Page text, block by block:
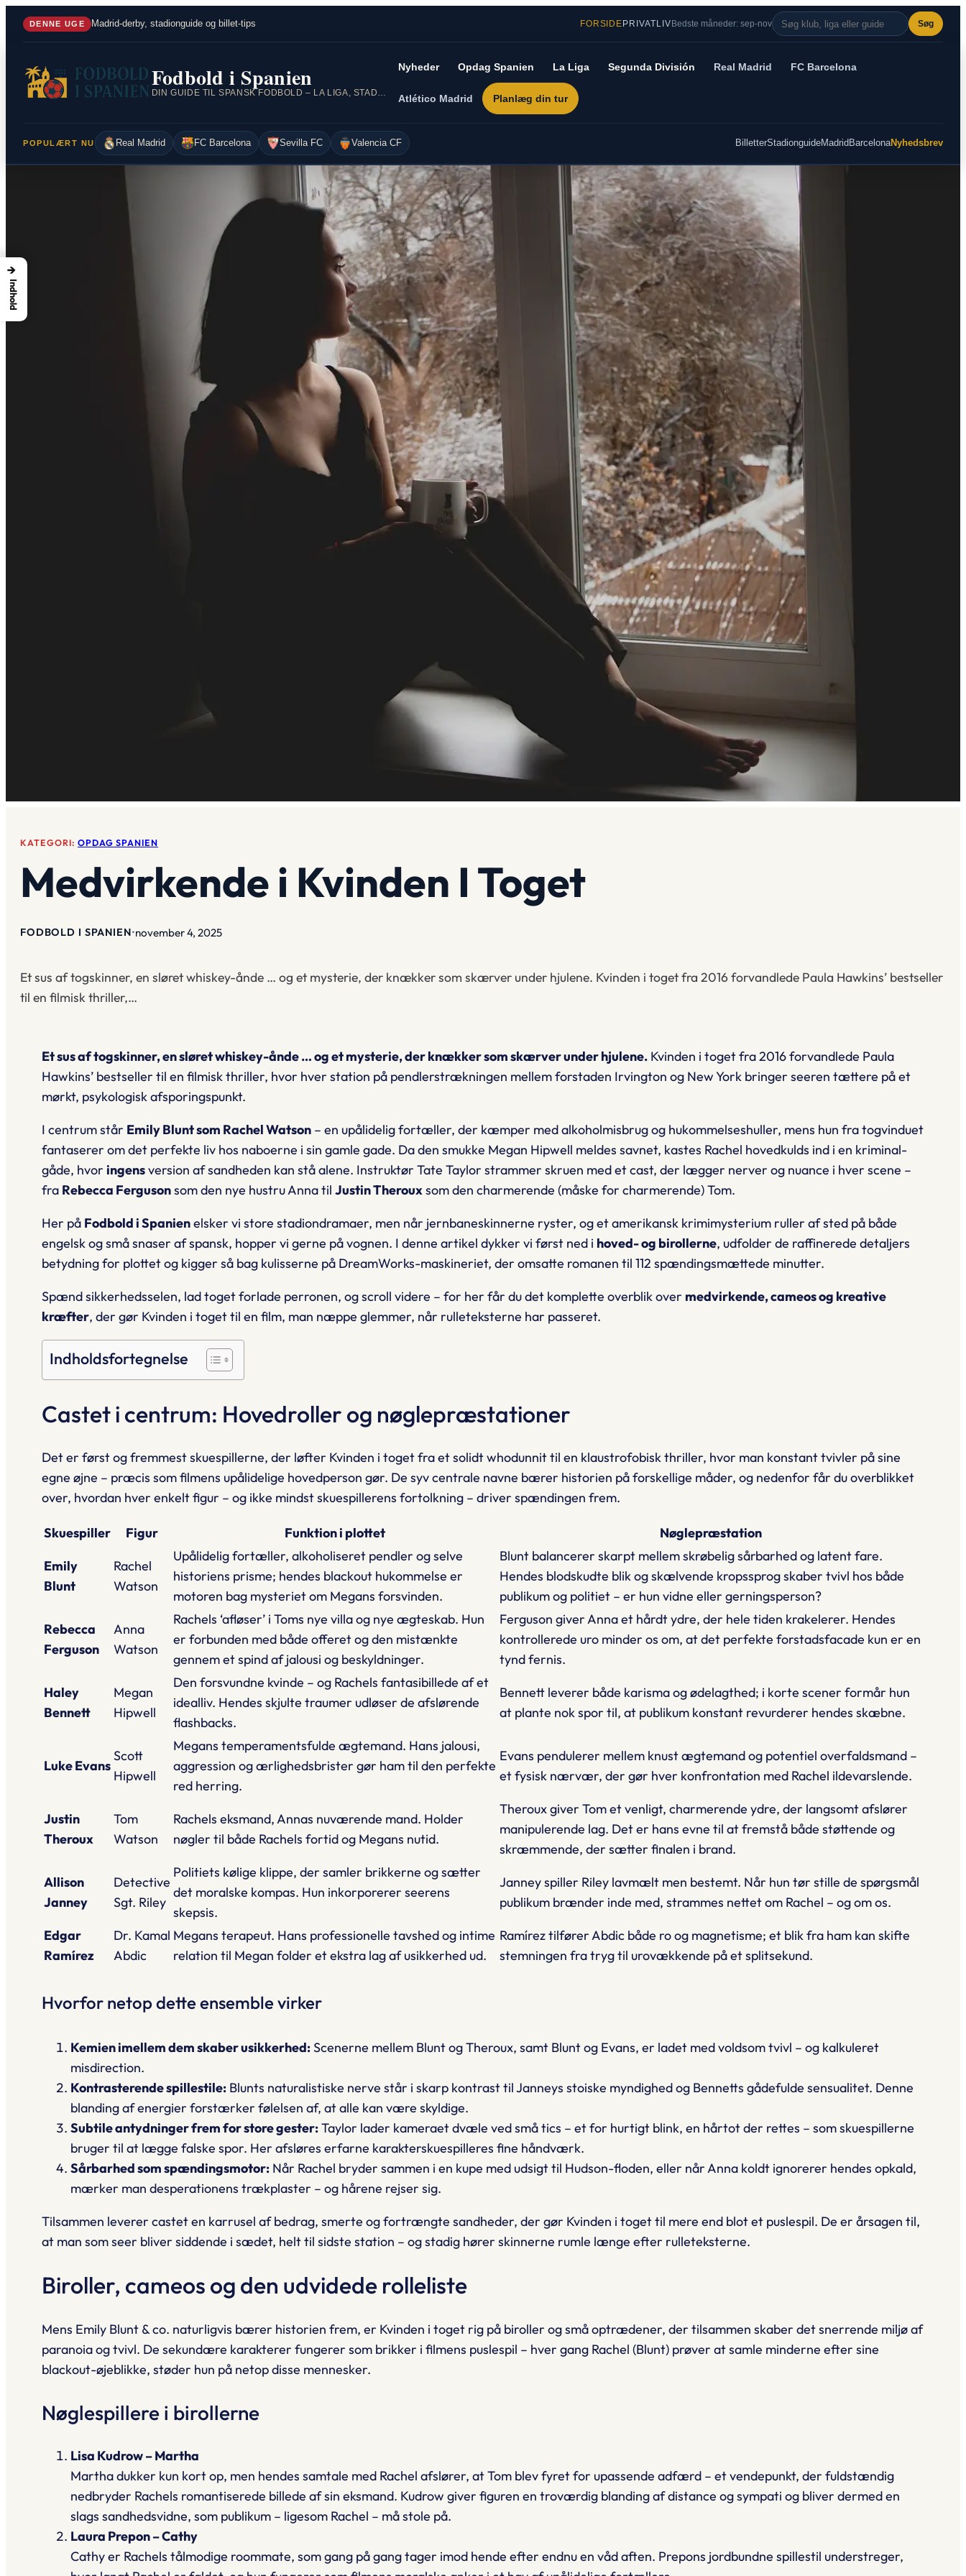
Spring
DENNE UGE Madrid-derby, stadionguide og billet-tips FORSIDEPRIVATLIVBedste måneder: sep-nov Søg
Fodbold i Spanien Nyheder Opdag Spanien La Liga Segunda División Real Madrid FC Barcelona
Atlético Madrid Planlæg din tur
POPULÆRT NU Real Madrid FC Barcelona Sevilla FC Valencia CF BilletterStadionguideMadrid BarcelonaNyhedsbrev
KATEGORI: OPDAG SPANIEN
Medvirkende i Kvinden I Toget
FODBOLD I SPANIEN•november 4, 2025
Et sus af togskinner, en sløret whiskey-ånde … og et mysterie, der knækker som skærver under hjulene. Kvinden i toget fra 2016 forvandlede Paula Hawkins’ bestseller
til en filmisk thriller,…
Et sus af togskinner, en sløret whiskey-ånde … og et mysterie, der knækker som skærver under hjulene. Kvinden i togetfra 2016 forvandlede Paula
Hawkins’ bestseller til en filmisk thriller, hvor hver station på pendlerstrækningen mellem forstaden Irvington og New York bringer seeren tættere på et
mørkt, psykologisk afsporingspunkt.
I centrum står Emily Blunt som Rachel Watson– en upålidelig fortæller, der kæmper med alkohol­misbrug og hukommelses­huller, mens hun fra togvinduet
fantaserer om det perfekte liv hos naboerne i sin gamle gade. Da den smukke Megan Hipwell meldes savnet, kastes Rachel hovedkulds ind i en kriminal­
gåde, hvor ingensversion af sandheden kan stå alene. Instruktør Tate Taylor strammer skruen med et cast, der lægger nerver og nuance i hver scene –
fra Rebecca Fergusonsom den nye hustru Anna til Justin Therouxsom den charmerende (måske for charmerende) Tom.
Her på Fodbold i Spanienelsker vi store stadion­dramaer, men når jernbaneskinnerne ryster, og et amerikansk krimi­mysterium ruller af sted på både
engelskog små snaser afspansk, hopper vi gerne på vognen. I denne artikel dykker vi først ned i hoved- og birollerne, udfolder de raffinerede detaljers
betydning for plottet og kigger så bag kulisserne på DreamWorks-maskineriet, der omsatte romanen til 112 spændings­mættede minutter.
Spænd sikkerhedsselen, lad toget forlade perronen, og scroll videre – for her får du det komplette overblik over medvirkende, cameos og kreative
kræfter, der gør Kvinden i togettil en film, man næppe glemmer, når rulleteksterne har passeret.
Indholdsfortegnelse
Castet i centrum: Hovedroller og nøglepræstationer
Det er først og fremmest skuespillerne, der løfter Kvinden i togetfra et solidt whodunnit til en klaustrofobisk thriller, hvor man konstant tvivler på sine
egne øjne – præcis som filmens upålidelige hovedperson gør. De syv centrale navne bærer historien på forskellige måder, og nedenfor får du overblikket
over, hvordan hver enkelt figur – og ikke mindst skuespillerens fortolkning – driver spændingen frem.
Skuespiller Figur Funktion i plottet
Nøglepræstation
Emily
Blunt
Rachel
Watson
Upålidelig fortæller, alkoholiseret pendler og selve
historiens prisme; hendes blackout hukommelse er
motoren bag mysteriet om Megans forsvinden.
Blunt balancerer skarpt mellem skrøbelig sårbarhed og latent fare.
Hendes blodskudte blik og skælvende kropssprog skaber tvivl hos både
publikum og politiet – er hun vidne eller gerningsperson?
Rebecca
Ferguson
Anna
Watson
Rachels ‘afløser’ i Toms nye villa og nye ægteskab. Hun
er forbunden med både offeret og den mistænkte
gennem et spind af jalousi og beskyldninger.
Ferguson giver Anna et hårdt ydre, der hele tiden krakelerer. Hendes
kontrollerede uro minder os om, at det perfekte forstadsfacade kun er en
tynd fernis.
Haley
Bennett
Megan
Hipwell
Den forsvundne kvinde – og Rachels fantasibillede af et
idealliv. Hendes skjulte traumer udløser de afslørende
flashbacks.
Bennett leverer både karisma og ødelagthed; i korte scener formår hun
at plante nok spor til, at publikum konstant revurderer hendes skæbne.
Luke Evans
Scott
Hipwell
Megans temperamentsfulde ægtemand. Hans jalousi,
aggression og ærlighedsbrister gør ham til den perfekte
red herring.
Evans pendulerer mellem knust ægtemand og potentiel overfaldsmand –
et fysisk nærvær, der gør hver konfrontation med Rachel ildevarslende.
Justin
Theroux
Tom
Watson
Rachels eksmand, Annas nuværende mand. Holder
nøgler til både Rachels fortid og Megans nutid.
Theroux giver Tom et venligt, charmerende ydre, der langsomt afslører
manipulerende lag. Det er hans evne til at fremstå både støttende og
skræmmende, der sætter finalen i brand.
Allison
Janney
Detective
Sgt. Riley
Politiets kølige klippe, der samler brikkerne og sætter
det moralske kompas. Hun inkorporerer seerens
skepsis.
Janney spiller Riley lavmælt men bestemt. Når hun tør stille de spørgsmål
publikum brænder inde med, strammes nettet om Rachel – og om os.
Edgar
Ramírez
Dr. Kamal
Abdic
Megans terapeut. Hans professionelle tavshed og intime
relation til Megan folder et ekstra lag af usikkerhed ud.
Ramírez tilfører Abdic både ro og magnetisme; et blik fra ham kan skifte
stemningen fra tryg til urovækkende på et splitsekund.
Hvorfor netop dette ensemble virker
Kemien imellem dem skaber usikkerhed:Scenerne mellem Blunt og Theroux, samt Blunt og Evans, er ladet med voldsom tvivl – og kalkuleret
misdirection.
Kontrasterende spillestile:Blunts naturalistiske nerve står i skarp kontrast til Janneys stoiske myndighed og Bennetts gådefulde sensualitet. Denne
blanding af energier forstærker følelsen af, at alle kan være skyldige.
Subtile antydninger frem for store gester:Taylor lader kameraet dvæle ved små tics – et for hurtigt blink, en hårtot der rettes – som skuespillerne
bruger til at lægge falske spor. Her afsløres erfarne karakter­skuespilleres fine håndværk.
Sårbarhed som spændingsmotor:Når Rachel bryder sammen i en kupe med udsigt til Hudson-floden, eller når Anna koldt ignorerer hendes opkald,
mærker man desperationens trækplaster – og hårene rejser sig.
Tilsammen leverer castet en karrusel af bedrag, smerte og fortrængte sandheder, der gør Kvinden i togettil mere end blot et puslespil. De er årsagen til,
at man som seer bliver siddende i sædet, helt til sidste station – og stadig hører skinnerne rumle længe efter rulleteksterne.
Biroller, cameos og den udvidede rolleliste
Mens Emily Blunt & co. naturligvis bærer historien frem, er Kvinden i togetrig på biroller og små optrædener, der tilsammen skaber det snerrende miljø af
paranoia og tvivl. De sekundære karakterer fungerer som brikker i filmens puslespil – hver gang Rachel (Blunt) prøver at samle minderne efter sine
blackout-øjeblikke, støder hun på netop disse mennesker.
Nøglespillere i birollerne
Lisa Kudrow – Martha
Martha dukker kun kort op, men hendes samtale med Rachel afslører, at Tom blev fyret for upassende adfærd – et vendepunkt, der fuldstændig
nedbryder Rachels romantiserede billede af sin eksmand. Kudrow giver figuren en troværdig blanding af distance og sympati og bliver dermed en
slags sandhedsvidne, som publikum – ligesom Rachel – må stole på.
Laura Prepon – Cathy
Cathy er Rachels tålmodige roommate, som gang på gang tager imod hende efter endnu en våd aften. Prepons jordbundne spillestil understreger,
→
Indhold